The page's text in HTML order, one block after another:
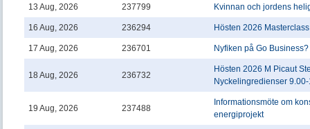
13 Aug, 2026 237799 Kvinnan och jordens
16 Aug, 2026 236294 Hösten 2026
17 Aug, 2026 236701 Nyfiken på Go Business?
18 Aug, 2026 236732
Hösten 2026 M Picaut
Nyckelingredienser
19 Aug, 2026 237488
Informationsmöte om
energiprojekt